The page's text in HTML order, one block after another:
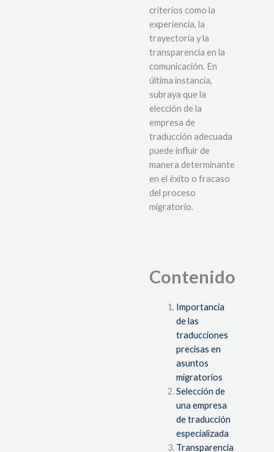
criterios como la
experiencia, la
trayectoria y la
transparencia en la
comunicación. En
última instancia,
subraya que la
elección de la
empresa de
traducción adecuada
puede influir de
manera determinante
en el éxito o fracaso
del proceso
migratorio.
Contenido
Importancia
de las
traducciones
precisas en
asuntos
migratorios
Selección de
una empresa
de traducción
especializada
Transparencia